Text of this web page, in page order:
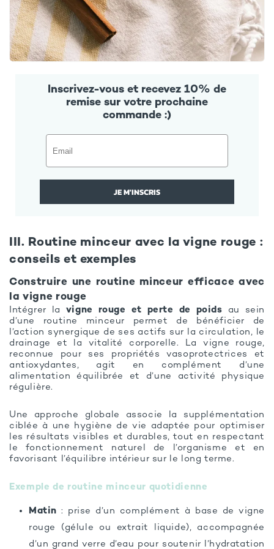
Inscrivez-vous et recevez 10% de
remise sur votre prochaine
commande :)
JE M'INSCRIS
III. Routine minceur avec la vigne rouge :
conseils et exemples
Construire une routine minceur efficace avec
la vigne rouge
Intégrer la vigne rouge et perte de poids au sein
d’une routine minceur permet de bénéficier de
l’action synergique de ses actifs sur la circulation, le
drainage et la vitalité corporelle. La vigne rouge,
reconnue pour ses propriétés vasoprotectrices et
antioxydantes, agit en complément d’une
alimentation équilibrée et d’une activité physique
régulière.
Une approche globale associe la supplémentation
ciblée à une hygiène de vie adaptée pour optimiser
les résultats visibles et durables, tout en respectant
le fonctionnement naturel de l’organisme et en
favorisant l’équilibre intérieur sur le long terme.
Exemple de routine minceur quotidienne
Matin : prise d’un complément à base de vigne
rouge (gélule ou extrait liquide), accompagnée
d’un grand verre d’eau pour soutenir l’hydratation